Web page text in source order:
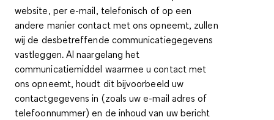
website, per e-mail, telefonisch of op een
andere manier contact met ons opneemt, zullen
wij de desbetreffende communicatiegegevens
vastleggen. Al naargelang het
communicatiemiddel waarmee u contact met
ons opneemt, houdt dit bijvoorbeeld uw
contactgegevens in (zoals uw e-mail adres of
telefoonnummer) en de inhoud van uw bericht